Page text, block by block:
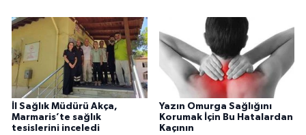
İl Sağlık Müdürü Akça,
Marmaris’te sağlık
tesislerini inceledi
Yazın Omurga Sağlığını
Korumak İçin Bu Hatalardan
Kaçının